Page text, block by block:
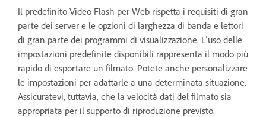
Il predefinito Video Flash per Web rispetta i requisiti di gran
parte dei server e le opzioni di larghezza di banda e lettori
di gran parte dei programmi di visualizzazione. L’uso delle
impostazioni predefinite disponibili rappresenta il modo più
rapido di esportare un filmato. Potete anche personalizzare
le impostazioni per adattarle a una determinata situazione.
Assicuratevi, tuttavia, che la velocità dati del filmato sia
appropriata per il supporto di riproduzione previsto.